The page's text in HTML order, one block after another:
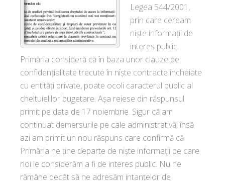
Legea 544/2001,
prin care ceream
niște informații de
interes public.
Primăria consideră că în baza unor clauze de
confidențialitate trecute în niște contracte încheiate
cu entități private, poate ocoli caracterul public al
cheltuielilor bugetare. Așa reiese din răspunsul
primit pe data de 17 noiembrie. Sigur că am
continuat demersurile pe cale administrativă, însă
azi am primit un nou răspuns care confirmă că
Primăria ne ține departe de niște informații pe care
noi le considerăm a fi de interes public. Nu ne
rămâne decât să ne adresăm intanțelor de